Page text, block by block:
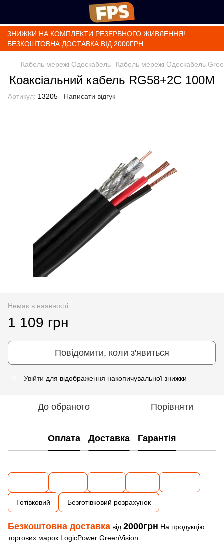
ЗНИЖКИ НА КОМПЛЕКТИ РЕЗЕРВНОГО ЖИВЛЕННЯ!
БЕЗКОШТОВНА ДОСТАВКА ВІД 2000ГРН
Кабель мережі Одескабель Кабель мережі Одескабель
Коаксіальний кабель RG58+2C 100М
Артикул: 13205 Написати відгук
Немає в наявності
1 109 грн
Повідомити, коли з'явиться
Увійти для відображення накопичувальної знижки
До обраного Порівняти
Оплата Доставка Гарантія
Готівковий Безготівковий розрахунок
Безкоштовна доставка від 2000грн На продукцію
торгових марок LogicPower GreenVision